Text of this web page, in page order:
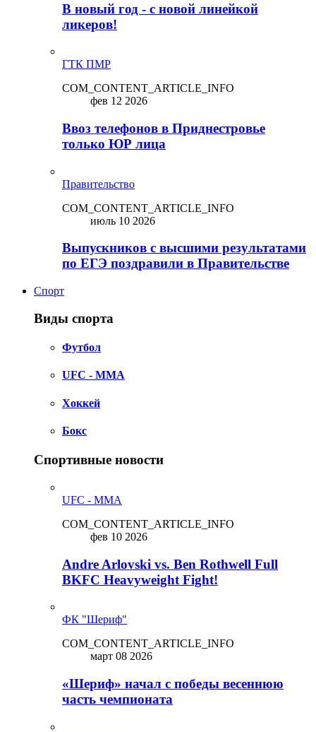
В новый год - с новой линейкой
ликepoв!
ГТК ПМР
COM_CONTENT_ARTICLE_INFO
фев 12 2026
Ввоз телефонов в Приднестровье
только ЮР лица
Правительство
COM_CONTENT_ARTICLE_INFO
июль 10 2026
Выпускников с высшими результатами
по ЕГЭ поздравили в Правительстве
Спорт
Виды спорта
Футбол
UFC - MMA
Хоккей
Бокс
Спортивные новости
UFC - MMA
COM_CONTENT_ARTICLE_INFO
фев 10 2026
Andre Arlovski vs. Ben Rothwell Full
BKFC Heavyweight Fight!
ФК "Шериф"
COM_CONTENT_ARTICLE_INFO
март 08 2026
«Шериф» начал с победы весеннюю
часть чемпионата